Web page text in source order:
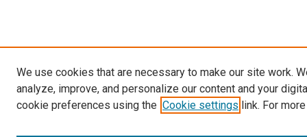
We use cookies that are necessary to make our site work.
analyze, improve, and personalize our content and your
cookie preferences using the Cookie settings link. For